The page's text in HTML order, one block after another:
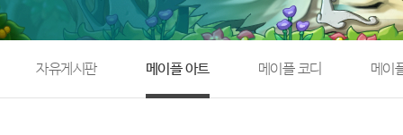
자유게시판 메이플 아트 메이플 코디 메이